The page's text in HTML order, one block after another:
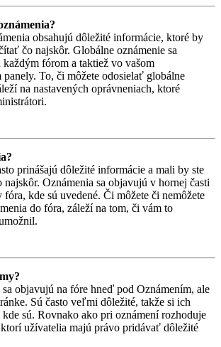
obsahujú dôležité informácie, ktoré by
čo najskôr. Globálne oznámenie sa
každým fórom a taktiež vo vašom
To, či môžete odosielať globálne
na nastavených oprávneniach, ktoré
prinášajú dôležité informácie a mali by ste
Oznámenia sa objavujú v hornej časti
fóra, kde sú uvedené. Či môžete či nemôžete
do fóra, záleží na tom, či vám to
objavujú na fóre hneď pod Oznámením, ale
Sú často veľmi dôležité, takže si ich
kde sú. Rovnako ako pri oznámení rozhoduje
užívatelia majú právo pridávať dôležité